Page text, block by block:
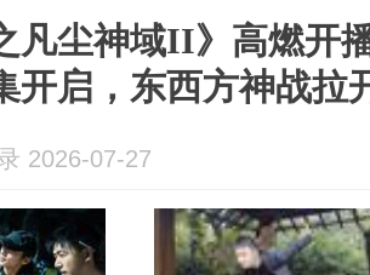
凡尘神域II》高燃开
开启，东西方神战拉
2026-07-27